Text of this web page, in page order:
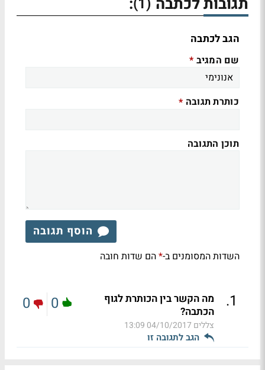
הגב לכתבה
שם המגיב *
כותרת תגובה *
תוכן התגובה
הוסף תגובה
השדות המסומנים ב-*הם שדות חובה
1
.
מה הקשר בין הכותרת לגוף
הכתבה?
צללים 04/10/2017 13:09
הגב לתגובה זו
0
0